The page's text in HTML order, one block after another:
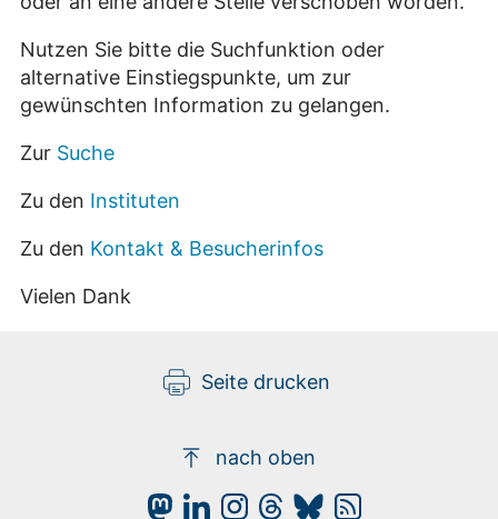
Nutzen Sie bitte die Suchfunktion oder
alternative Einstiegspunkte, um zur
gewünschten Information zu gelangen.
Zur Suche
Zu den Instituten
Zu den Kontakt & Besucherinfos
Vielen Dank
Seite drucken
nach oben